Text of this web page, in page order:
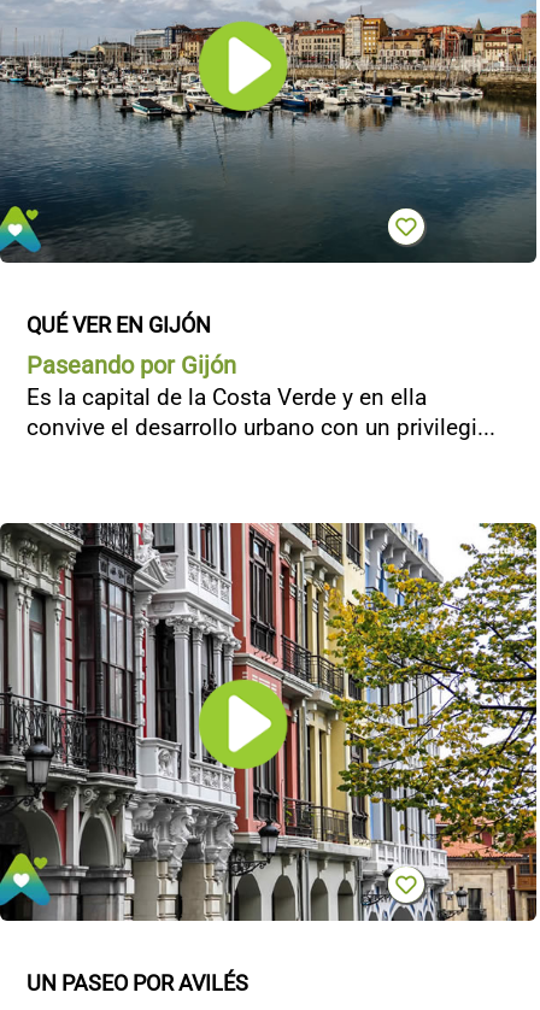
QUÉ VER EN GIJÓN
Paseando por Gijón
Es la capital de la Costa Verde y en ella
convive el desarrollo urbano con un privilegi...
UN PASEO POR AVILÉS